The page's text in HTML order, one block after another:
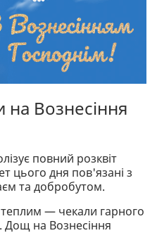
Вознесіння
повний розквіт
цього дня пов'язані з
та добробутом.
— чекали гарного
Дощ на Вознесіння